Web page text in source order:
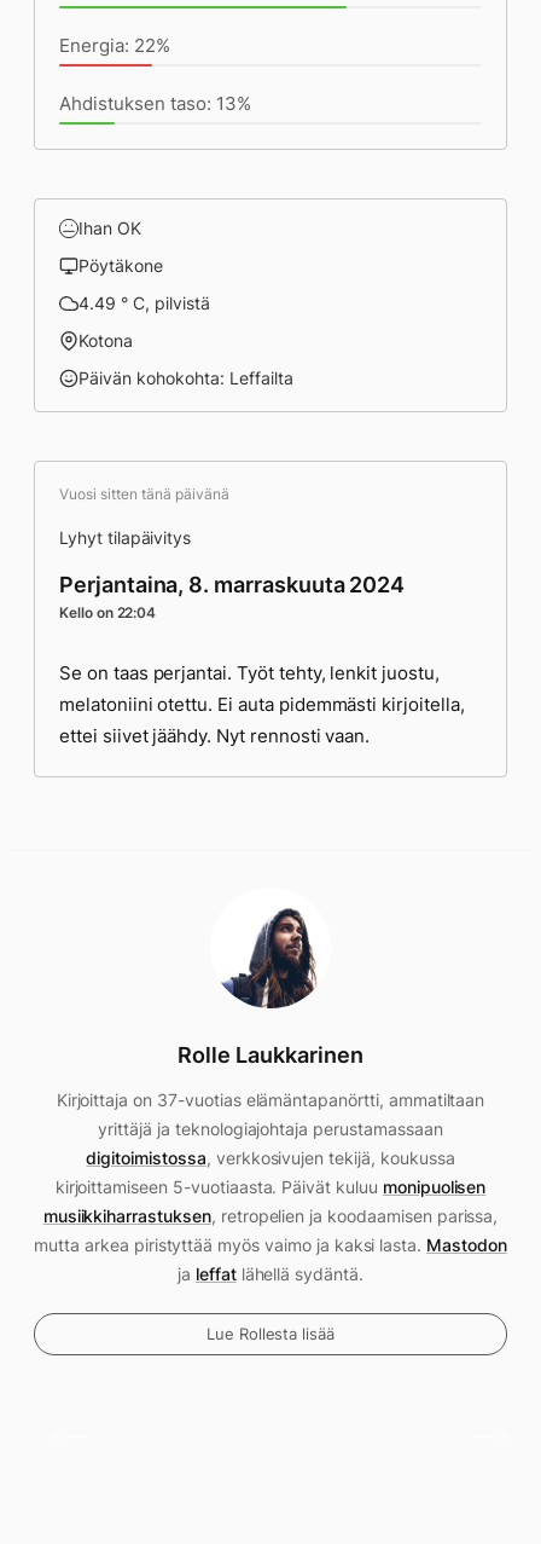
Energia: 22%
Ahdistuksen taso: 13%
Ihan OK
Pöytäkone
4.49 ° C, pilvistä
Kotona
Päivän kohokohta: Leffailta
Vuosi sitten tänä päivänä
Lyhyt tilapäivitys
Perjantaina, 8. marraskuuta 2024
Kello on 22:04
Se on taas perjantai. Työt tehty, lenkit juostu,
melatoniini otettu. Ei auta pidemmästi kirjoitella,
ettei siivet jäähdy. Nyt rennosti vaan.
Rolle Laukkarinen
Kirjoittaja on 37-vuotias elämäntapanörtti, ammatiltaan
yrittäjä ja teknologiajohtaja perustamassaan
digitoimistossa, verkkosivujen tekijä, koukussa
kirjoittamiseen 5-vuotiaasta. Päivät kuluu monipuolisen
musiikkiharrastuksen, retropelien ja koodaamisen parissa,
mutta arkea piristyttää myös vaimo ja kaksi lasta. Mastodon
ja leffatlähellä sydäntä.
Lue Rollesta lisää